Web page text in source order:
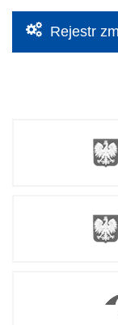
Rejestr